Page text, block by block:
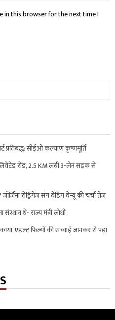
in this browser for the next time I
प्रतिबद्ध: सीईओ कल्याण कृष्णमूर्ति
रोड, 2.5 KM लंबी 3-लेन सड़क से
रोड्रिगेज संग वेडिंग वेन्यू की चर्चा तेज
थे- राज्य मंत्री लोधी
एडल्ट फिल्मों की सच्चाई जानकर रो पड़ा